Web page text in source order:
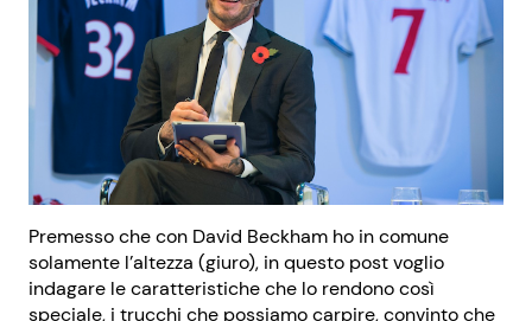
Premesso che con David Beckham ho in comune
solamente l’altezza (giuro), in questo post voglio
indagare le caratteristiche che lo rendono così
speciale, i trucchi che possiamo carpire, convinto che